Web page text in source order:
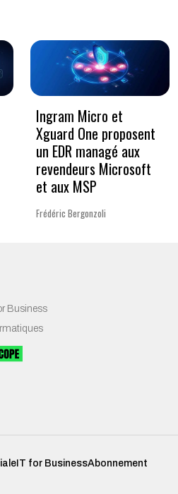
Ingram Micro et
Xguard One proposent
un EDR managé aux
revendeurs Microsoft
et aux MSP
Frédéric Bergonzoli
Business
IT for BusinessAbonnement